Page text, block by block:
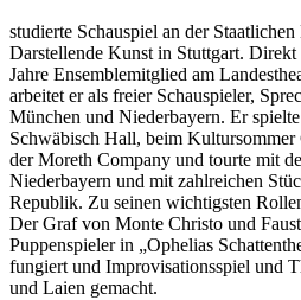
studierte Schauspiel an der
Darstellende Kunst in Stuttgart.
Jahre Ensemblemitglied am
arbeitet er als freier Schauspieler,
München und Niederbayern. Er
Schwäbisch Hall, beim Kultursommer
der Moreth Company und tourte mit
Niederbayern und mit zahlreichen
Republik. Zu seinen wichtigsten
Der Graf von Monte Christo und
Puppenspieler in „Ophelias
fungiert und Improvisationsspiel und
und Laien gemacht.